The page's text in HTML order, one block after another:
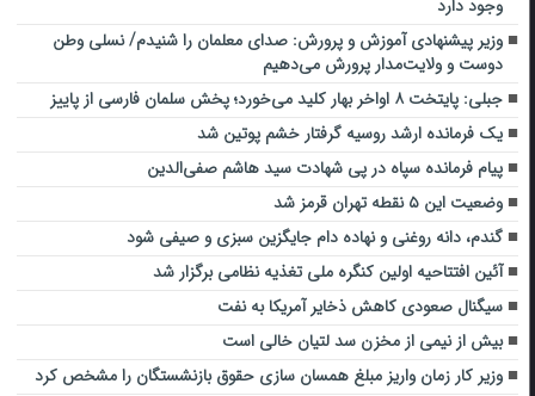
وجود دارد
وزیر پیشنهادی آموزش و پرورش: صدای معلمان را شنیدم/ نسلی وطن
دوست و ولایت‌مدار پرورش می‌دهیم
جبلی: پایتخت ۸ اواخر بهار کلید می‌خورد؛ پخش سلمان فارسی از پاییز
یک فرمانده ارشد روسیه گرفتار خشم پوتین شد
پیام فرمانده سپاه در پی شهادت سید هاشم صفی‌الدین
وضعیت این ۵ نقطه تهران قرمز شد
گندم، دانه روغنی و نهاده دام جایگزین سبزی و صیفی شود
آئین افتتاحیه اولین کنگره ملی تغذیه نظامی برگزار شد
سیگنال صعودی کاهش ذخایر آمریکا به نفت
بیش از نیمی از مخزن سد لتیان خالی است
وزیر کار زمان واریز مبلغ همسان سازی حقوق بازنشستگان را مشخص کرد